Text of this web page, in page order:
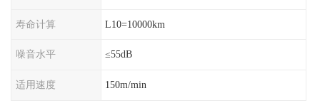
寿命计算 L10=10000km
噪音水平 ≤55dB
适用速度 150m/min